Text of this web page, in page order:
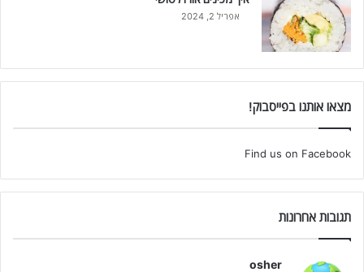
אפריל 2, 2024
מצאו אותנו בפייסבוק!
Find us on Facebook
תגובות אחרונות
osher